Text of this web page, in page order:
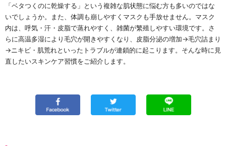
「ベタつくのに乾燥する」という複雑な肌状態に悩む方も多いのではな
いでしょうか。また、体調も崩しやすくマスクも手放せません。マスク
内は、呼気・汗・皮脂で蒸れやすく、雑菌が繁殖しやすい環境です。さ
らに高温多湿により毛穴が開きやすくなり、皮脂分泌の増加→毛穴詰まり
→ニキビ・肌荒れといったトラブルが連鎖的に起こります。そんな時に見
直したいスキンケア習慣をご紹介します。